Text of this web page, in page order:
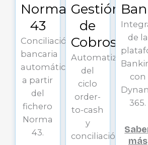
Norma
43
Conciliación
bancaria
automática
a partir
del
fichero
Norma
43.
Gestión
de
Cobros
Automatización
del
ciclo
order-
to-cash
y
conciliación
de la
con
365.
más